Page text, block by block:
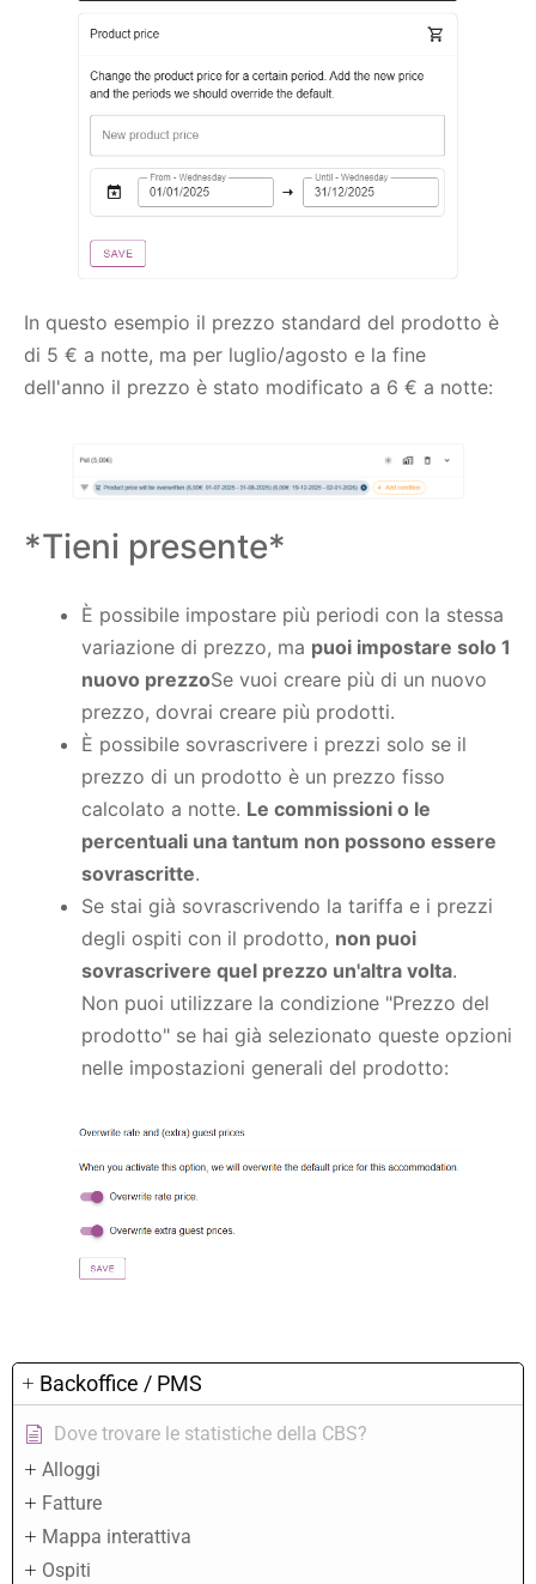
Backoffice / PMS
Dove trovare le statistiche della CBS?
Alloggi
Fatture
Mappa interattiva
Ospiti
In questo esempio il prezzo standard del prodotto è
di 5 € a notte, ma per luglio/agosto e la fine
dell'anno il prezzo è stato modificato a 6 € a notte:
*Tieni presente*
È possibile impostare più periodi con la stessa
variazione di prezzo, ma puoi impostare solo 1
nuovo prezzoSe vuoi creare più di un nuovo
prezzo, dovrai creare più prodotti.
È possibile sovrascrivere i prezzi solo se il
prezzo di un prodotto è un prezzo fisso
calcolato a notte. Le commissioni o le
percentuali una tantum non possono essere
sovrascritte.
Se stai già sovrascrivendo la tariffa e i prezzi
degli ospiti con il prodotto, non puoi
sovrascrivere quel prezzo un'altra volta.
Non puoi utilizzare la condizione "Prezzo del
prodotto" se hai già selezionato queste opzioni
nelle impostazioni generali del prodotto: